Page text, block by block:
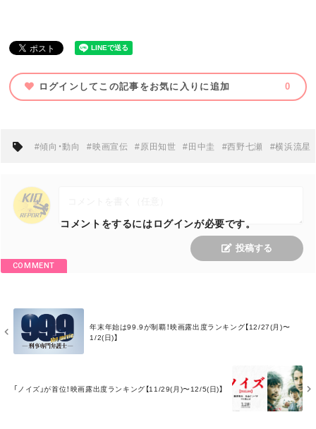
ログインしてこの記事をお気に入りに追加 0
#傾向・動向 #映画宣伝 #原田知世 #田中圭 #西野七瀬 #横浜流星
COMMENT
コメントをするにはログインが必要です。
投稿する
年末年始は99.9が制覇！映画露出度ランキング【12/27(月)〜
1/2(日)】
E
「ノイズ」が首位！映画露出度ランキング【11/29(月)〜12/5(日)】
O